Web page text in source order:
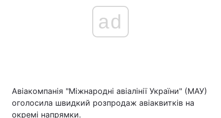
ad
Авіакомпанія "Міжнародні авіалінії України" (МАУ)
оголосила швидкий розпродаж авіаквитків на
окремі напрямки.